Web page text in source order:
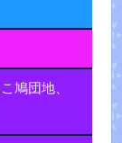
鳩団地、